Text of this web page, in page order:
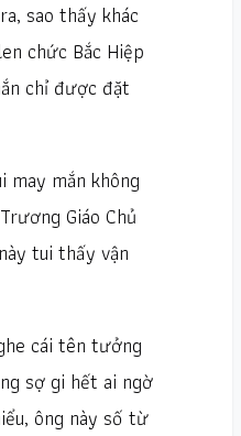
sao thấy khác
chức Bắc Hiệp
chỉ được đặt
mắn không
Giáo Chủ
tui thấy vận
cái tên tưởng
sợ gi hết ai ngờ
ông này số từ